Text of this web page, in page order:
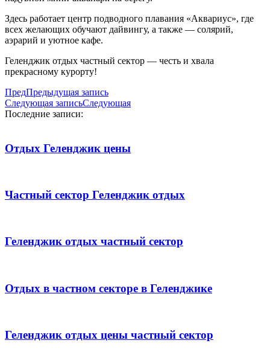
Здесь работает центр подводного плавания «Аквариус», где
всех желающих обучают дайвингу, а также — солярий,
аэрарий и уютное кафе.
Геленджик отдых частный сектор — честь и хвала
прекрасному курорту!
ПредПредыдущая запись
Следующая записьСледующая
Последние записи:
Отдых Геленджик цены
Частный сектор Геленджик отдых
Геленджик отдых частный сектор
Отдых в частном секторе в Геленджике
Геленджик отдых цены частный сектор